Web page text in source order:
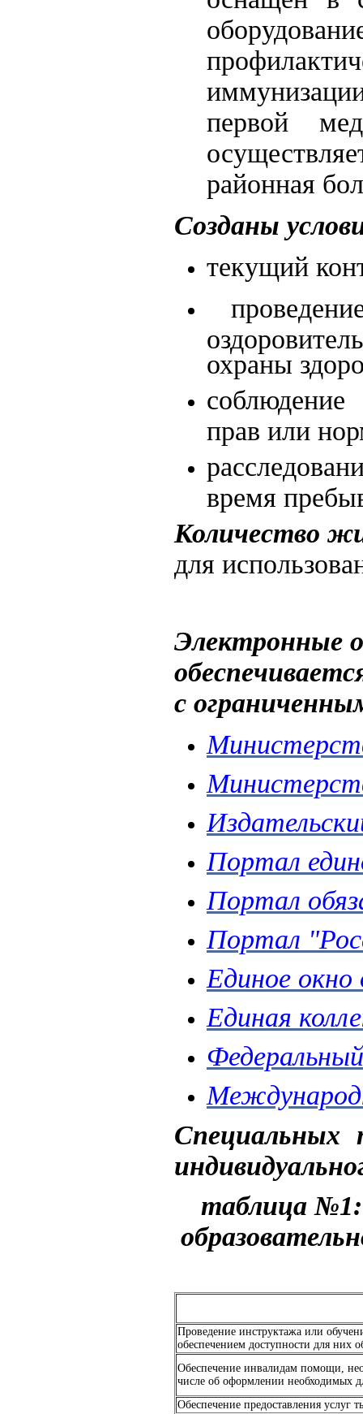
первой
районная
Созданы
текущий
охраны
соблюдение
прав или
время
Количество
для
Электронные
с
Портал
Портал
Портал
Единое окно
Единая
Специальных
таблица №1:
Проведение инструктажа или
обеспечением доступности для них
Обеспечение инвалидам помощи,
числе об оформлении необходимых
Обеспечение предоставления услуг